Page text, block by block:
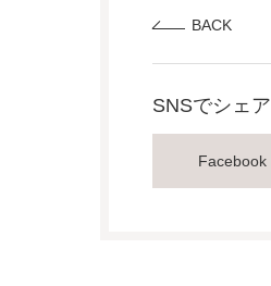
BACK
SNSでシェア
Facebook